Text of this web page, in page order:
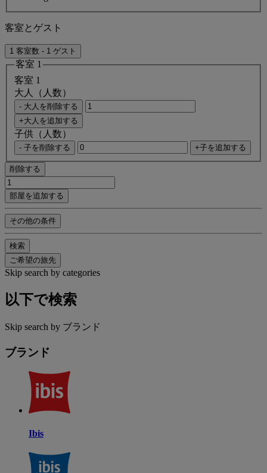
客室とゲスト
1 客室数 - 1 ゲスト
客室 1
客室 1
大人（人数）
- 大人を削除する
+大人を追加する
子供（人数）
- 子を削除する +子を追加する
削除する
部屋を追加する
その他の条件
検索
ご希望の旅先
Skip search by categories
以下で検索
Skip search by ブランド
ブランド
Ibis